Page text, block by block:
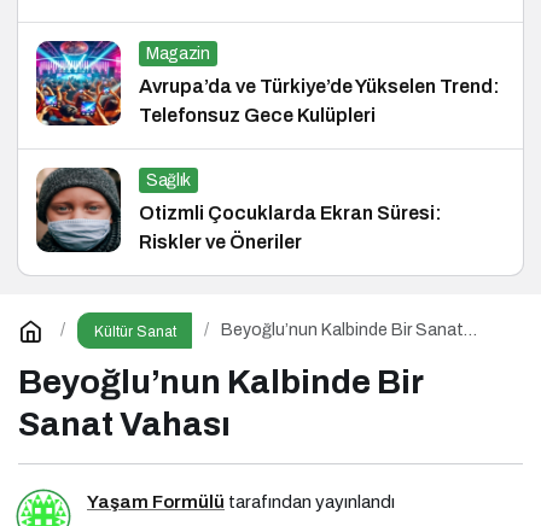
Magazin
Avrupa’da ve Türkiye’de Yükselen Trend:
Telefonsuz Gece Kulüpleri
Sağlık
Otizmli Çocuklarda Ekran Süresi:
Riskler ve Öneriler
Kültür Sanat
Beyoğlu’nun Kalbinde Bir Sanat
Beyoğlu’nun Kalbinde Bir
Sanat Vahası
Yaşam Formülü tarafından yayınlandı